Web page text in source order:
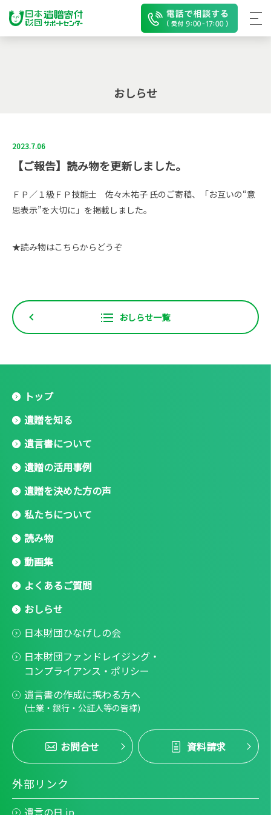
おしらせ
2023.7.06
【ご報告】読み物を更新しました。
ＦＰ／１級ＦＰ技能士 佐々木祐子 氏のご寄稿、「お互いの“意
思表示”を大切に」を掲載しました。
★読み物はこちらからどうぞ
おしらせ一覧
トップ
遺贈を知る
遺言書について
遺贈の活用事例
遺贈を決めた方の声
私たちについて
読み物
動画集
よくあるご質問
おしらせ
日本財団ひなげしの会
日本財団ファンドレイジング・
コンプライアンス・ポリシー
遺言書の作成に携わる方へ
(士業・銀行・公証人等の皆様)
お問合せ 資料請求
外部リンク
遺言の日.jp